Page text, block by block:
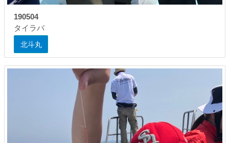
190504
タイラバ
北斗丸